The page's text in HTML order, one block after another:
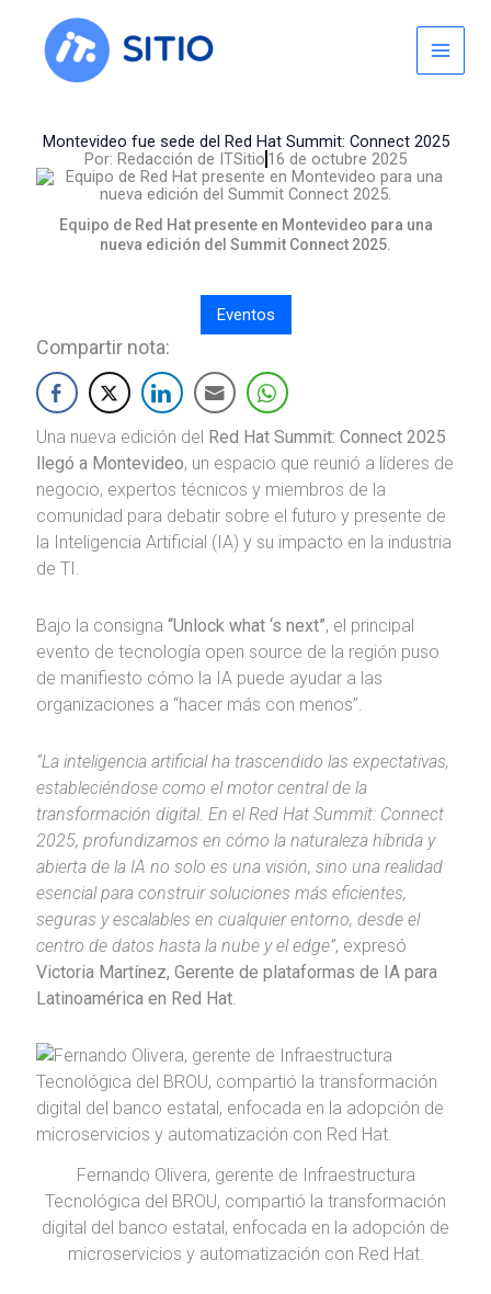
content
Montevideo fue sede del Red Hat Summit: Connect 2025
Por: Redacción de ITSitio 16 de octubre 2025
Equipo de Red Hat presente en Montevideo para una
nueva edición del Summit Connect 2025.
Eventos
Compartir nota:
Una nueva edición del Red Hat Summit: Connect 2025
llegó a Montevideo, un espacio que reunió a líderes de
negocio, expertos técnicos y miembros de la
comunidad para debatir sobre el futuro y presente de
la Inteligencia Artificial (IA) y su impacto en la industria
de TI.
Bajo la consigna “Unlock what ‘s next”, el principal
evento de tecnología open source de la región puso
de manifiesto cómo la IA puede ayudar a las
organizaciones a “hacer más con menos”.
“La inteligencia artificial ha trascendido las expectativas,
estableciéndose como el motor central de la
transformación digital. En el Red Hat Summit: Connect
2025, profundizamos en cómo la naturaleza híbrida y
abierta de la IA no solo es una visión, sino una realidad
esencial para construir soluciones más eficientes,
seguras y escalables en cualquier entorno, desde el
centro de datos hasta la nube y el edge”, expresó
Victoria Martínez, Gerente de plataformas de IA para
Latinoamérica en Red Hat.
Fernando Olivera, gerente de Infraestructura
Tecnológica del BROU, compartió la transformación
digital del banco estatal, enfocada en la adopción de
microservicios y automatización con Red Hat.